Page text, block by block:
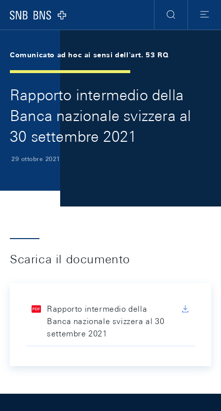
Logo
Ricerca
Menu
Comunicato ad hoc ai sensi dell'art. 53 RQ
Rapporto intermedio della
Banca nazionale svizzera al
30 settembre 2021
29 ottobre 2021
Scarica il documento
Rapporto intermedio della
Banca nazionale svizzera al 30
settembre 2021